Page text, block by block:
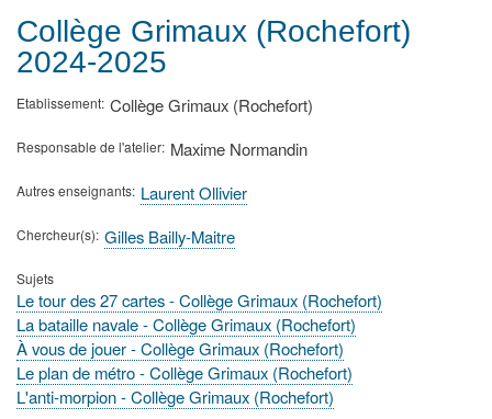
d'Ariane
Collège Grimaux (Rochefort)
2024-2025
Etablissement Collège Grimaux (Rochefort)
Responsable de l'atelier Maxime Normandin
Autres enseignants Laurent Ollivier
Chercheur(s) Gilles Bailly-Maitre
Sujets
Le tour des 27 cartes - Collège Grimaux (Rochefort)
La bataille navale - Collège Grimaux (Rochefort)
À vous de jouer - Collège Grimaux (Rochefort)
Le plan de métro - Collège Grimaux (Rochefort)
L'anti-morpion - Collège Grimaux (Rochefort)